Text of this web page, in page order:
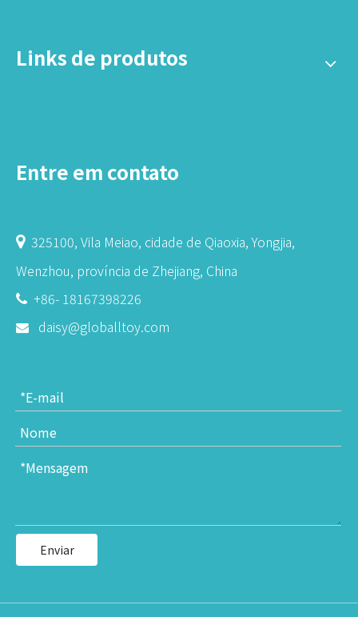
Links de produtos
Entre em contato
325100, Vila Meiao, cidade de Qiaoxia, Yongjia,
Wenzhou, província de Zhejiang, China
 +86- 18167398226
 daisy@globalltoy.com
Enviar